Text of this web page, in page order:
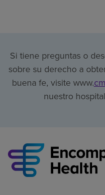
Si tiene preguntas o
sobre su derecho a
buena fe, visite www.
nuestro